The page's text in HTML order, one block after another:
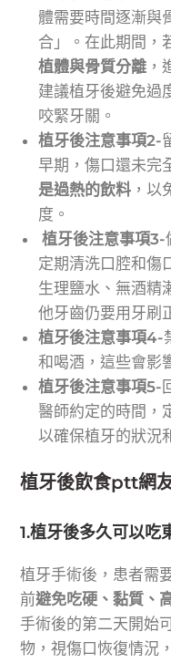
體需要時間逐漸與
合」。在此期間，
植體與骨質分離 ，
建議植牙後避免過
咬緊牙關。
植牙後注意事項2-
早期，傷口還未完
是過熱的飲料 ，以
度。
植牙後注意事項3-
定期清洗口腔和傷
生理鹽水、無酒精
他牙齒仍要用牙刷
植牙後注意事項4-
和喝酒，這些會影
植牙後注意事項5-
醫師約定的時間，
以確保植牙的狀況
植牙後飲食ptt網
1.植牙後多久可以吃
植牙手術後，患者需
前避免吃硬、黏質、
手術後的第二天開始
物，視傷口恢復情況